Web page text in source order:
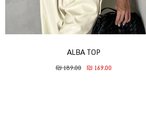
ALBA TOP
he.product.general.sale_price
169.00 ₪
189.00 ₪